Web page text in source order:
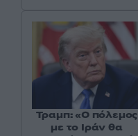
Τραμπ: «Ο πόλεμος
με το Ιράν θα